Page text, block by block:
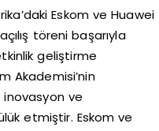
Eskom ve Huawei
töreni başarıyla
geliştirme
Akademisi’nin
inovasyon ve
etmiştir. Eskom ve